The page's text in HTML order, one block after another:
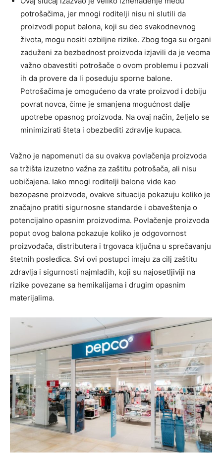
potrošačima, jer mnogi roditelji nisu ni slutili da
proizvodi poput balona, koji su deo svakodnevnog
života, mogu nositi ozbiljne rizike. Zbog toga su organi
zaduženi za bezbednost proizvoda izjavili da je veoma
važno obavestiti potrošače o ovom problemu i pozvali
ih da provere da li poseduju sporne balone.
Potrošačima je omogućeno da vrate proizvod i dobiju
povrat novca, čime je smanjena mogućnost dalje
upotrebe opasnog proizvoda. Na ovaj način, željelo se
minimizirati šteta i obezbediti zdravlje kupaca.
Važno je napomenuti da su ovakva povlačenja proizvoda
sa tržišta izuzetno važna za zaštitu potrošača, ali nisu
uobičajena. Iako mnogi roditelji balone vide kao
bezopasne proizvode, ovakve situacije pokazuju koliko je
značajno pratiti sigurnosne standarde i obaveštenja o
potencijalno opasnim proizvodima. Povlačenje proizvoda
poput ovog balona pokazuje koliko je odgovornost
proizvođača, distributera i trgovaca ključna u sprečavanju
štetnih posledica. Svi ovi postupci imaju za cilj zaštitu
zdravlja i sigurnosti najmlađih, koji su najosetljiviji na
rizike povezane sa hemikalijama i drugim opasnim
materijalima.